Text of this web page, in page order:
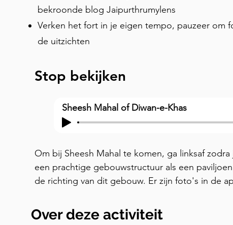
bekroonde blog Jaipurthrumylens
Verken het fort in je eigen tempo, pauzeer om
de uitzichten
Stop bekijken
Sheesh Mahal of Diwan-e-Khas
Om bij Sheesh Mahal te komen, ga linksaf
een prachtige gebouwstructuur als een
de richting van dit gebouw. Er zijn foto's in de
fort. Diwan-e-Khaas betekent een plek waar de
belangrijke mensen zou ontmoeten. Het
Over deze activiteit